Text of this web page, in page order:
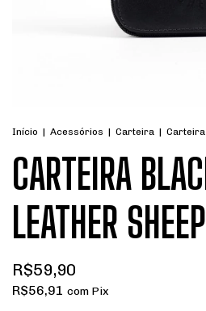
Início | Acessórios | Carteira | Carteira
CARTEIRA
LEATHER SHEEP
R$59,90
R$56,91 com Pix